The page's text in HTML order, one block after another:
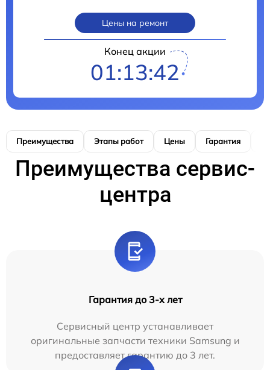
Цены на ремонт
Конец акции
01:13:40
Преимущества Этапы работ Цены Гарантия
Преимущества сервис-
центра
Гарантия до 3-х лет
Сервисный центр устанавливает
оригинальные запчасти техники Samsung и
предоставляет гарантию до 3 лет.